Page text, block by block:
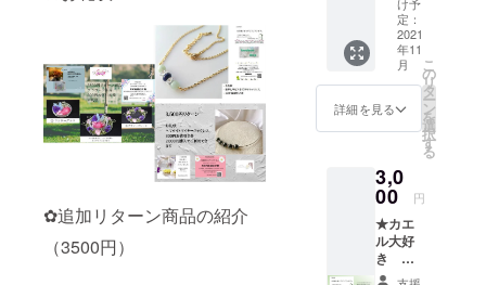
✿追加リターン商品の紹介
（3500円）
レター
パック
配送予
定日
11月中
に順次
catcher
オルゴ
ナイト2
個(ラン
ダム) ☆
お礼状
入300円
お値引
き券
(2000円
以上購
入でご
利用可
け予
定：
2021
年11
月
詳細を見る
こ
の
リ
タ
ー
ン
を
選
択
す
る
3,0
00 円
★カエ
ル大好
き ひ
ろ★ リ